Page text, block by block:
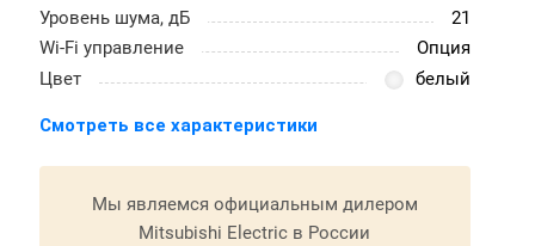
Уровень шума, дБ
21
Wi-Fi управление
Опция
Цвет
белый
Смотреть все характеристики
Мы являемся официальным дилером
Mitsubishi Electric в России